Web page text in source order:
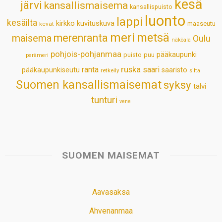
järvi kansallismaisema kansallispuisto kesä
kesäilta kevät kirkko kuvituskuva lappi luonto maaseutu
maisema merenranta meri metsä näköala Oulu
perämeri pohjois-pohjanmaa puisto puu pääkaupunki
pääkaupunkiseutu ranta retkeily ruska saari saaristo silta
Suomen kansallismaisematsyksy talvi
tunturi vene
SUOMEN MAISEMAT
Aavasaksa
Ahvenanmaa